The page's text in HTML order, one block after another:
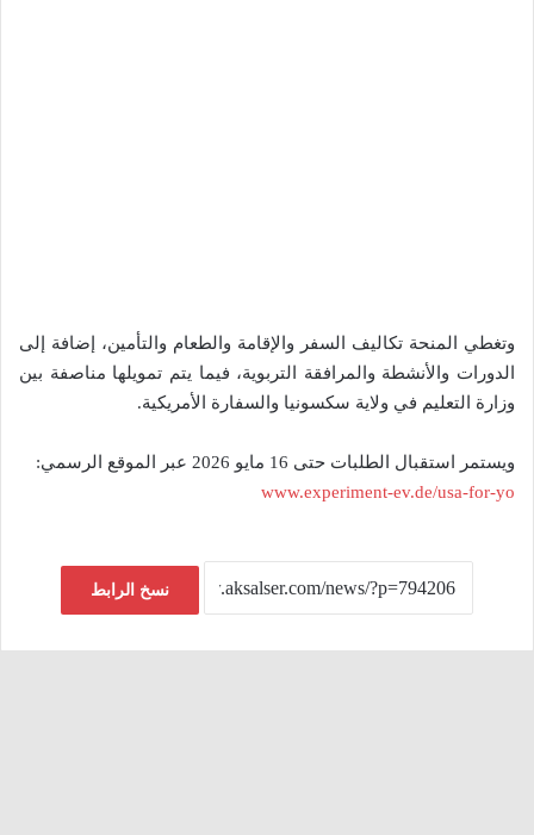
وتغطي المنحة تكاليف السفر والإقامة والطعام والتأمين، إضافة إلى
الدورات والأنشطة والمرافقة التربوية، فيما يتم تمويلها مناصفة بين
وزارة التعليم في ولاية سكسونيا والسفارة الأمريكية.
ويستمر استقبال الطلبات حتى 16 مايو 2026 عبر الموقع الرسمي:
www.experiment-ev.de/usa-for-yo
نسخ الرابط